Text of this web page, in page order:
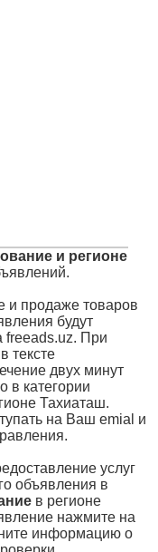
и регионе
и продаже товаров
будут
freeads.uz. При
тексте
двух минут
в категории
Тахиаташ.
на Ваш emial и
услуг
объявления в
в регионе
нажмите на
информацию о